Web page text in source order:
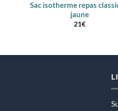
Sac isotherme repas
jaune
21€